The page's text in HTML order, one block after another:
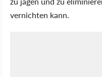
vernichten kann.